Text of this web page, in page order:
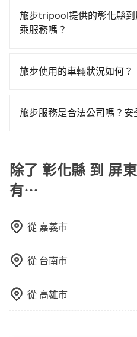
市的30倍。縱使幸運攔到一
黃司機不按表收費，看乘客
不預約包車，不僅每人至少
的拼車共乘服務，最多可再
或九人座可供選擇，而且無
況，打開車門才發現仍有上
用戶卻遲遲尚未歸還，又或
使用時還是有其區域的限制
回，屏東縣鹽埔漁港橋所在
該縣市僅有約368輛計程車
以上，無論在價格或服務品
位置。但如果遇到車輛故障
tripool會盡快改派以減少乘
務，可直接線上輸入上下車
到真實價格，照著步驟填寫
車輛的詳細資料，將於乘車
價，如臨時需要，前一天傍
旅步tripool提供的彰化縣
乘服務嗎？
預約時都依照乘客需求做選
性調度安排，路線上會盡可
旅步使用的車輛狀況如何？
都是經過定期保養及維護的
旅步服務是合法公司嗎？安
機服務，因為您的安全旅步
除了 彰化縣 到 屏
有⋯
從 嘉義市
從 台南市
從 高雄市